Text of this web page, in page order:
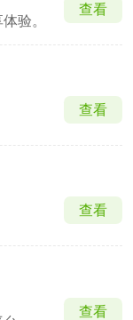
验。
查看
查看
查看
查看